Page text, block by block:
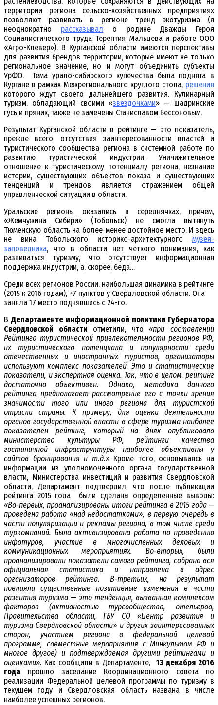
территории региона сельско-хозяйственных предприятиях
позволяют развивать в регионе тренд экотуризма (я
неоднократно рассказывал о родине Дважды Героя
Социалистического труда Терентия Мальцева и работе ООО
«Агро-Клевер»). В Курганской области имеются перспективы
для развития брендов территории, которые имеют не только
региональное значение, но и могут объединить субъекты
УрФО. Тема урало-сибирского купечества была поднята в
Кургане в рамках Межрегионального круглого стола, решения
которого ждут своего дальнейшего развития. Кулинарный
туризм, обладающий своими «звездочками» — шадринские
гусь и пряник, также не замечены Станиславом Бессоновым.
Результат Курганской области в рейтинге — это показатель,
прежде всего, отсутствия заинтересованности властей и
туристического сообщества региона в системной работе по
развитию туристической индустрии. Уничижительное
отношение к туристическому потенциалу региона, незнание
истории, существующих объектов показа и существующих
тенденций и трендов является отражением общей
управленческой ситуации в области.
Уральские регионы оказались в середнячках, причем,
«Жемчужина Сибири» (Тобольск) не смогла вытянуть
Тюменскую область на более-менее достойное место. И здесь
не вина Тобольского историко-архитектурного музея-
заповедника, что в области нет четкого понимания, как
развиваться туризму, что отсутствует информационная
поддержка индустрии, а, скорее, беда…
Среди всех регионов России, наибольшая динамика в рейтинге
(2015 к 2016 годам), +7 пунктов у Свердловской области. Она
заняла 17 место поднявшись с 24-го.
В Департаменте информационной политики Губернатора
Свердловской области отметили, что«при составлении
Рейтинга туристической привлекательности регионов РФ,
их туристического потенциала и популярности среди
отечественных и иностранных туристов, организаторы
используют комплекс показателей. Это и статистические
показатели, и экспертная оценка. Так, что в целом, рейтинг
достаточно объективен. Однако, методика данного
рейтинга предполагает рассмотрение его с точки зрения
значимости того или иного региона для туристской
отрасли страны. К примеру, для оценки деятельности
органов государственной власти в сфере туризма наиболее
показателен рейтинг, который на днях опубликовало
министерство культуры РФ, рейтинги качества
гостиничной инфраструктуры наиболее объективны у
сайтов бронирования и т.д.»Кроме того, основываясь на
информации из уполномоченного органа государственной
власти, Министерства инвестиций и развития Свердловской
области, Департамент подтвердил, что после публикации
рейтинга 2015 года были сделаны определенные выводы:
«Во-первых, проанализированы итоги рейтинга в 2015 года —
проведена работа «над недостатками», в первую очередь в
части популяризации и рекламы региона, в том числе среди
туркомпаний. Была активизирована работа по проведению
инфотуров, участие в многочисленных деловых и
коммуникационных мероприятиях. Во-вторых, были
проанализировали показатели самого рейтинга, собрана вся
официальная статистика и направлена в адрес
организаторов рейтинга. В-третьих, на результат
повлияли существенные позитивные изменения в части
развития туризма — это тенденция, вызванная комплексом
факторов (активностью турсообщества, отельеров,
Правительства области, ГБУ СО «Центр развития и
туризма Свердловской области» и других заинтересованных
сторон, участием региона в федеральной целевой
программе, совместные мероприятия с Минкультом РФ и
многое другое) и подтверждаемая другими рейтингами и
оценками». Как сообщили в Департаменте, 13 декабря 2016
года прошло заседание Координационного совета по
реализации Федеральной целевой программы по туризму в
текущем году и Свердловская область названа в числе
наиболее успешных регионов.